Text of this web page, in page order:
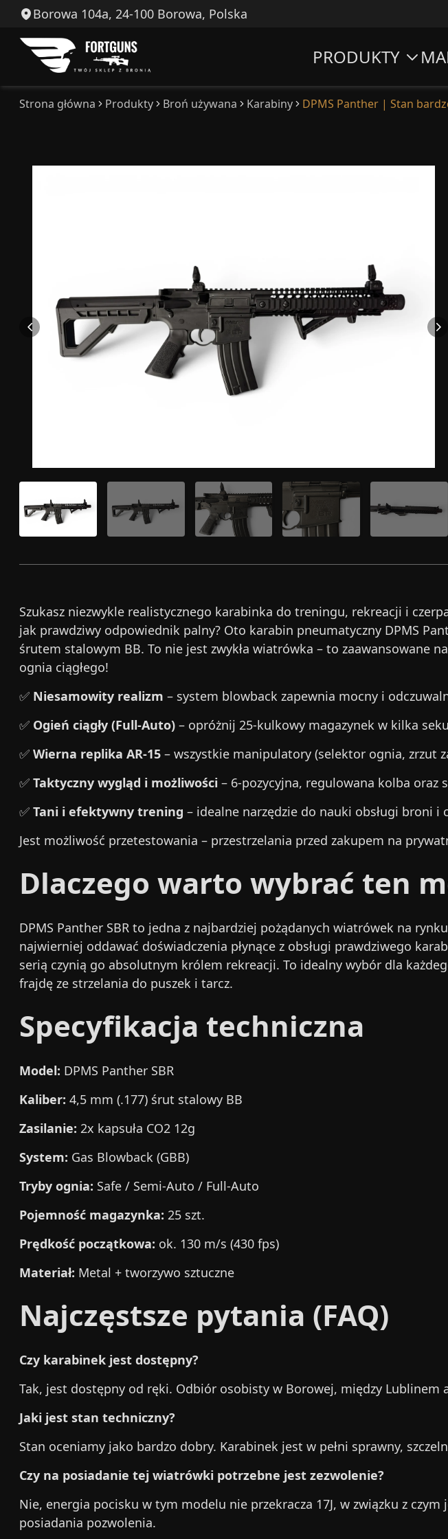
Borowa 104a, 24-100 Borowa, Polska
PRODUKTY
Strona główna Produkty Broń używana Karabiny DPMS Panther | Stan
Szukasz niezwykle realistycznego karabinka do treningu, rekreacji i
jak prawdziwy odpowiednik palny? Oto karabin pneumatyczny DPMS
śrutem stalowym BB. To nie jest zwykła wiatrówka – to zaawansowane
ognia ciągłego!
✅ Niesamowity realizm – system blowback zapewnia mocny i
✅ Ogień ciągły (Full-Auto) – opróżnij 25-kulkowy magazynek w kilka
✅ Wierna replika AR-15 – wszystkie manipulatory (selektor ognia, zrzut
✅ Taktyczny wygląd i możliwości – 6-pozycyjna, regulowana kolba oraz
✅ Tani i efektywny trening – idealne narzędzie do nauki obsługi broni
Jest możliwość przetestowania – przestrzelania przed zakupem na
Dlaczego warto wybrać ten
DPMS Panther SBR to jedna z najbardziej pożądanych wiatrówek na
najwierniej oddawać doświadczenia płynące z obsługi prawdziwego
serią czynią go absolutnym królem rekreacji. To idealny wybór dla
frajdę ze strzelania do puszek i tarcz.
Specyfikacja techniczna
Model: DPMS Panther SBR
Kaliber: 4,5 mm (.177) śrut stalowy BB
Zasilanie: 2x kapsuła CO2 12g
System: Gas Blowback (GBB)
Tryby ognia: Safe / Semi-Auto / Full-Auto
Pojemność magazynka: 25 szt.
Prędkość początkowa: ok. 130 m/s (430 fps)
Materiał: Metal + tworzywo sztuczne
Najczęstsze pytania (FAQ)
Czy karabinek jest dostępny?
Tak, jest dostępny od ręki. Odbiór osobisty w Borowej, między Lublinem
Jaki jest stan techniczny?
Stan oceniamy jako bardzo dobry. Karabinek jest w pełni sprawny,
Czy na posiadanie tej wiatrówki potrzebne jest zezwolenie?
Nie, energia pocisku w tym modelu nie przekracza 17J, w związku z
posiadania pozwolenia.